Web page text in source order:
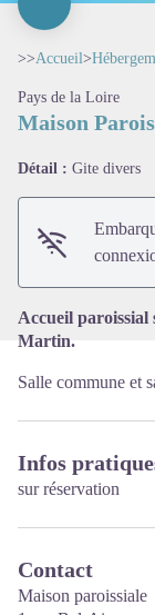
>>Accueil>
Pays de la Loire
Maison
Détail : Gite divers
Accueil paroissial
Martin.
Salle commune et
Infos
sur réservation
Contact
Maison paroissiale